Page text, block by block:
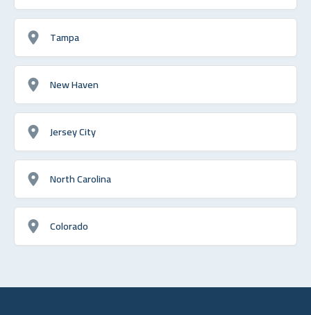
Tampa
New Haven
Jersey City
North Carolina
Colorado